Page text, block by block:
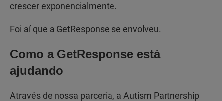
crescer exponencialmente.
Foi aí que a GetResponse se envolveu.
Como a GetResponse está
ajudando
Através de nossa parceria, a Autism Partnership